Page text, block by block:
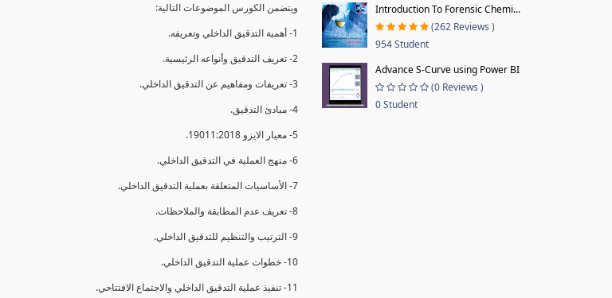
ويتضمن الكورس الموضوعات التالية:
1- أهمية التدقيق الداخلي وتعريفه.
2- تعريف التدقيق وأنواعه الرئيسية.
3- تعريفات ومفاهيم عن التدقيق الداخلي.
4- مبادئ التدقيق.
5- معيار الايزو 19011:2018.
6- منهج العملية في التدقيق الداخلي.
7- الأساسيات المتعلقة بعملية التدقيق الداخلي.
8- تعريف عدم المطابقة والملاحظات.
9- الترتيب والتنظيم للتدقيق الداخلي.
10- خطوات عملية التدقيق الداخلي.
11- تنفيذ عملية التدقيق الداخلي والاجتماع الافتتاحي.
Introduction To Forensic Chemi...
(262 Reviews )
954 Student
Advance S-Curve using Power BI
(0 Reviews )
0 Student